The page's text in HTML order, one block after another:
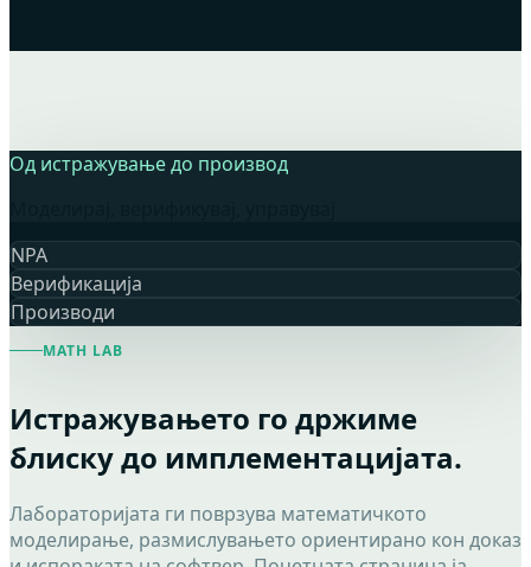
Од истражување до производ
NPA
Верификација
Производи
MATH LAB
Истражувањето го држиме
блиску до имплементацијата.
Лабораторијата ги поврзува математичкото
моделирање, размислувањето ориентирано кон доказ